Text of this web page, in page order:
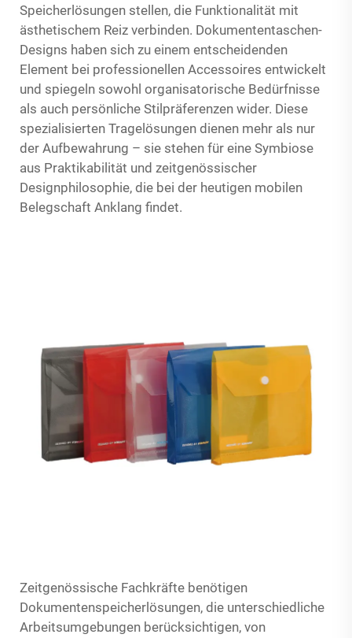
Speicherlösungen stellen, die Funktionalität mit
ästhetischem Reiz verbinden. Dokumententaschen-
Designs haben sich zu einem entscheidenden
Element bei professionellen Accessoires entwickelt
und spiegeln sowohl organisatorische Bedürfnisse
als auch persönliche Stilpräferenzen wider. Diese
spezialisierten Tragelösungen dienen mehr als nur
der Aufbewahrung – sie stehen für eine Symbiose
aus Praktikabilität und zeitgenössischer
Designphilosophie, die bei der heutigen mobilen
Belegschaft Anklang findet.
Zeitgenössische Fachkräfte benötigen
Dokumentenspeicherlösungen, die unterschiedliche
Arbeitsumgebungen berücksichtigen, von